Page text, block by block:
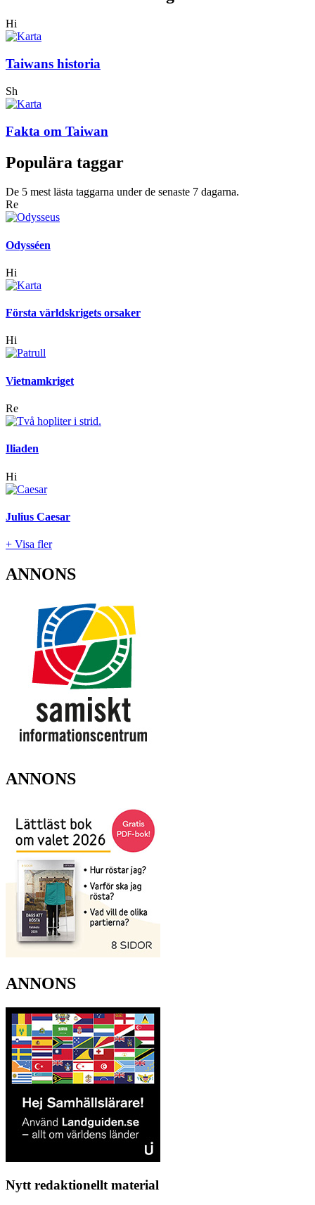
Hi
Taiwans historia
Sh
Fakta om Taiwan
Populära taggar
De 5 mest lästa taggarna under de senaste 7 dagarna.
Re
Odysséen
Hi
Första världskrigets orsaker
Hi
Vietnamkriget
Re
Iliaden
Hi
Julius Caesar
+ Visa fler
ANNONS
ANNONS
ANNONS
Nytt redaktionellt material